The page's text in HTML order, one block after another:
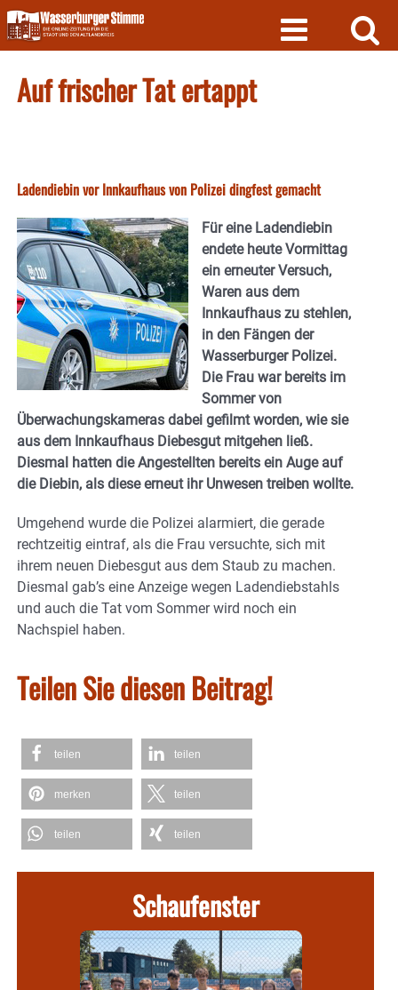
Skip
to
content
Auf frischer Tat ertappt
Ladendiebin vor Innkaufhaus von Polizei dingfest gemacht
Für eine Ladendiebin
endete heute Vormittag
ein erneuter Versuch,
Waren aus dem
Innkaufhaus zu stehlen,
in den Fängen der
Wasserburger Polizei.
Die Frau war bereits im
Sommer von
Überwachungskameras dabei gefilmt worden, wie sie
aus dem Innkaufhaus Diebesgut mitgehen ließ.
Diesmal hatten die Angestellten bereits ein Auge auf
die Diebin, als diese erneut ihr Unwesen treiben wollte.
Umgehend wurde die Polizei alarmiert, die gerade
rechtzeitig eintraf, als die Frau versuchte, sich mit
ihrem neuen Diebesgut aus dem Staub zu machen.
Diesmal gab’s eine Anzeige wegen Ladendiebstahls
und auch die Tat vom Sommer wird noch ein
Nachspiel haben.
Teilen Sie diesen Beitrag!
teilen teilen
merken teilen
teilen teilen
Schaufenster